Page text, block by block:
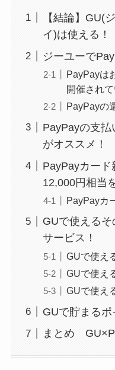
【結論】GU(
イ)は使える！
ジーユーで
PayPayは
開催され
PayPayの
PayPayの支払
がオススメ！
PayPayカード
12,000円相当
PayPayカ
GUで使える
サービス！
GUで使え
GUで使え
GUで使え
GUで貯まるポ
まとめ